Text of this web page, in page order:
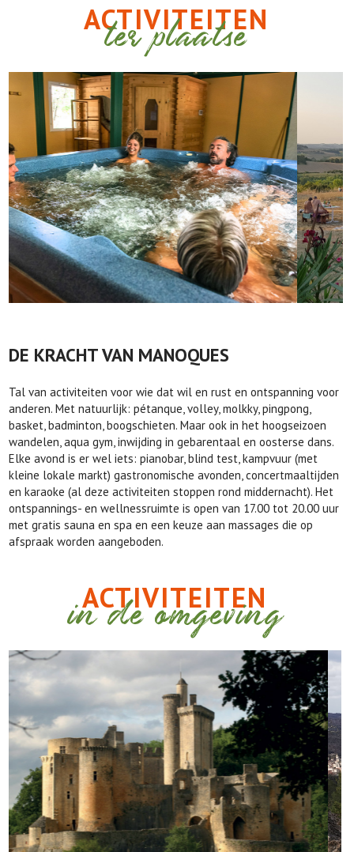
ACTIVITEITEN
ter plaatse
DE KRACHT VAN MANOQUES
Tal van activiteiten voor wie dat wil en rust en ontspanning voor
anderen. Met natuurlijk: pétanque, volley, molkky, pingpong,
basket, badminton, boogschieten. Maar ook in het hoogseizoen
wandelen, aqua gym, inwijding in gebarentaal en oosterse dans.
Elke avond is er wel iets: pianobar, blind test, kampvuur (met
kleine lokale markt) gastronomische avonden, concertmaaltijden
en karaoke (al deze activiteiten stoppen rond middernacht). Het
ontspannings- en wellnessruimte is open van 17.00 tot 20.00 uur
met gratis sauna en spa en een keuze aan massages die op
afspraak worden aangeboden.
ACTIVITEITEN
in de omgeving